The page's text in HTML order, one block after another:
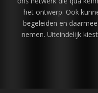
het ontwerp. Ook
begeleiden en
nemen. Uiteindelijk